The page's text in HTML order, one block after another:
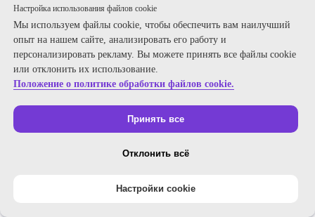
Настройка использования файлов cookie
Мы используем файлы cookie, чтобы обеспечить вам наилучший
опыт на нашем сайте, анализировать его работу и
персонализировать рекламу. Вы можете принять все файлы cookie
или отклонить их использование.
Положение о политике обработки файлов cookie.
Принять все
Отклонить всё
Настройки cookie